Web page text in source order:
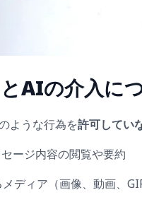
AIの介入に
ような行為を許可してい
ージ内容の閲覧や要約
ディア（画像、動画、